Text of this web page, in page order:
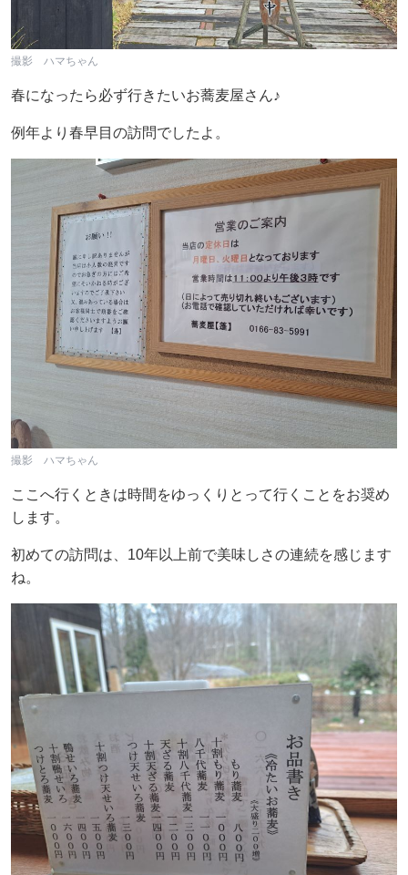
撮影 ハマちゃん
春になったら必ず行きたいお蕎麦屋さん♪
例年より春早目の訪問でしたよ。
撮影 ハマちゃん
ここへ行くときは時間をゆっくりとって行くことをお奨め
します。
初めての訪問は、10年以上前で美味しさの連続を感じます
ね。